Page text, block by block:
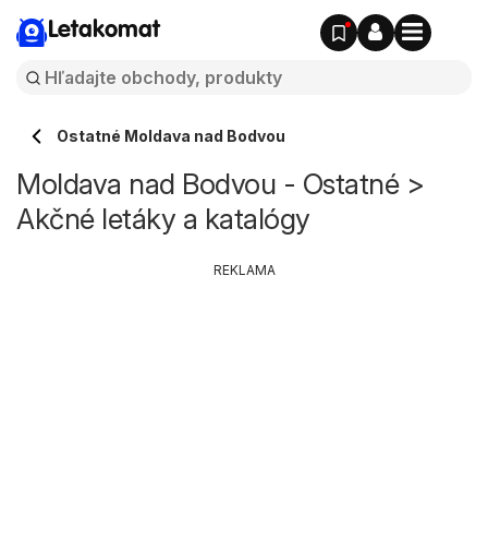
Letakomat
Ostatné Moldava nad Bodvou
Moldava nad Bodvou - Ostatné >
Akčné letáky a katalógy
REKLAMA